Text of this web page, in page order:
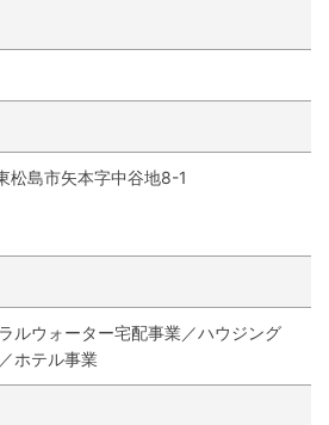
島市矢本字中谷地8-1
ルウォーター宅配事業／ハウジング
ホテル事業